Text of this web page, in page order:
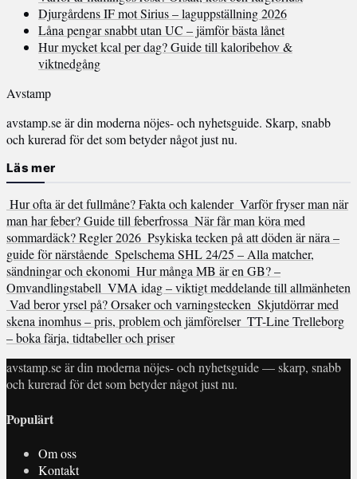
Djurgårdens IF mot Sirius – laguppställning 2026
Låna pengar snabbt utan UC – jämför bästa lånet
Hur mycket kcal per dag? Guide till kaloribehov &
viktnedgång
Avstamp
avstamp.se är din moderna nöjes- och nyhetsguide. Skarp, snabb
och kurerad för det som betyder något just nu.
Läs mer
Hur ofta är det fullmåne? Fakta och kalender Varför fryser man när
man har feber? Guide till feberfrossa När får man köra med
sommardäck? Regler 2026 Psykiska tecken på att döden är nära –
guide för närstående Spelschema SHL 24/25 – Alla matcher,
sändningar och ekonomi Hur många MB är en GB? –
Omvandlingstabell VMA idag – viktigt meddelande till allmänheten
Vad beror yrsel på? Orsaker och varningstecken Skjutdörrar med
skena inomhus – pris, problem och jämförelser TT-Line Trelleborg
– boka färja, tidtabeller och priser
avstamp.se är din moderna nöjes- och nyhetsguide — skarp, snabb
och kurerad för det som betyder något just nu.
Populärt
Om oss
Kontakt